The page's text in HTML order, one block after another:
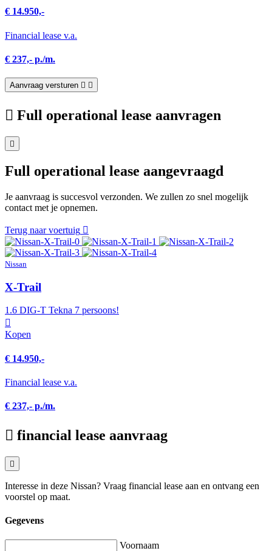
€ 14.950,-
Financial lease v.a.
€ 237,- p./m.
Aanvraag versturen
Full operational lease aanvragen
Full operational lease aangevraagd
Je aanvraag is succesvol verzonden. We zullen zo snel mogelijk
contact met je opnemen.
Terug naar voertuig
Nissan
X-Trail
1.6 DIG-T Tekna 7 persoons!
Kopen
€ 14.950,-
Financial lease v.a.
€ 237,- p./m.
financial lease aanvraag
Interesse in deze Nissan? Vraag financial lease aan en ontvang een
voorstel op maat.
Gegevens
Voornaam